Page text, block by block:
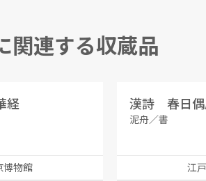
関連する収蔵品
経
博物館
漢詩 春日偶
泥舟／書
江